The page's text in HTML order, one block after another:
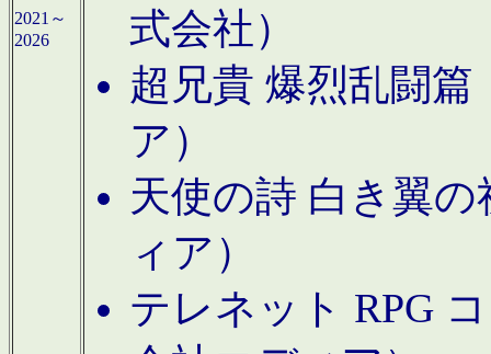
2021～
2026
式会社）
超兄貴 爆烈乱闘篇
ア）
天使の詩 白き翼
ィア）
テレネット RPG